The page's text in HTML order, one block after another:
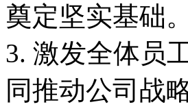
奠定坚实基础。
3. 激发全体员
同推动公司战